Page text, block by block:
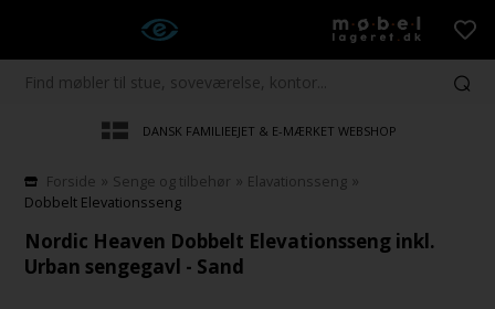
DANSK FAMILIEEJET & E-MÆRKET WEBSHOP
Forside » Senge og tilbehør » Elavationsseng »
Dobbelt Elevationsseng
Nordic Heaven Dobbelt Elevationsseng inkl.
Urban sengegavl - Sand